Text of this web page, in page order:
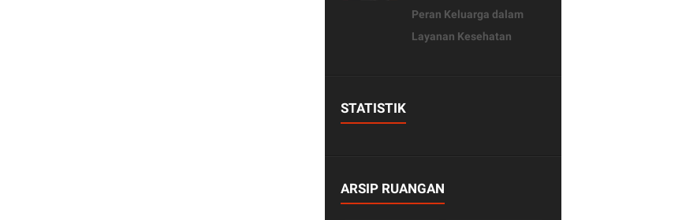
Peran Keluarga dalam
Layanan Kesehatan
STATISTIK
ARSIP RUANGAN